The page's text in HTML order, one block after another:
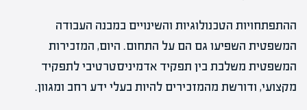
ההתפתחויות הטכנולוגיות והשינויים במבנה העבודה
המשפטית השפיעו גם הם על התחום. היום, המזכירות
המשפטית משלבת בין תפקיד אדמיניסטרטיבי לתפקיד
מקצועי, ודורשת מהמזכירים להיות בעלי ידע רחב ומגוון.